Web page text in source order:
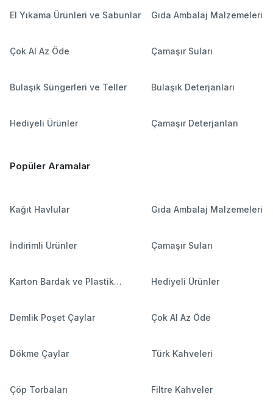
El Yıkama Ürünleri ve Sabunlar Gıda Ambalaj Malzemeleri
Çok Al Az Öde Çamaşır Suları
Bulaşık Süngerleri ve Teller Bulaşık Deterjanları
Hediyeli Ürünler Çamaşır Deterjanları
Popüler Aramalar
Kağıt Havlular Gıda Ambalaj Malzemeleri
İndirimli Ürünler Çamaşır Suları
Karton Bardak ve Plastik
Hediyeli Ürünler
Demlik Poşet Çaylar Çok Al Az Öde
Dökme Çaylar Türk Kahveleri
Çöp Torbaları Filtre Kahveler